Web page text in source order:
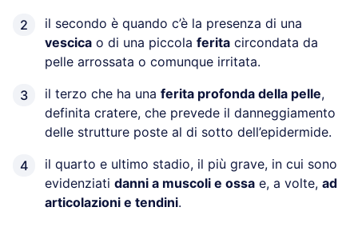
il secondo è quando c’è la presenza di una
vescica o di una piccola ferita circondata da
pelle arrossata o comunque irritata.
il terzo che ha una ferita profonda della pelle,
definita cratere, che prevede il danneggiamento
delle strutture poste al di sotto dell’epidermide.
il quarto e ultimo stadio, il più grave, in cui sono
evidenziati danni a muscoli e ossa e, a volte, ad
articolazioni e tendini.